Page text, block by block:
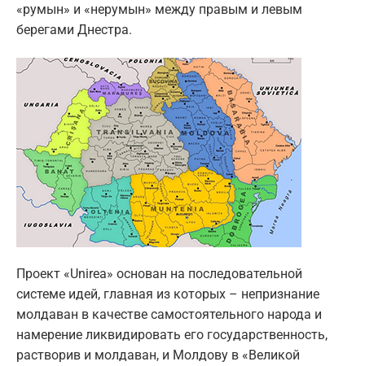
«румын» и «нерумын» между правым и левым
берегами Днестра.
Проект «Unirea» основан на последовательной
системе идей, главная из которых – непризнание
молдаван в качестве самостоятельного народа и
намерение ликвидировать его государственность,
растворив и молдаван, и Молдову в «Великой